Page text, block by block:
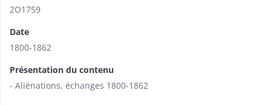
2O1759
Date
1800-1862
Présentation du contenu
- Aliénations, échanges 1800-1862